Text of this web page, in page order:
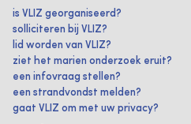
is VLIZ georganiseerd?
solliciteren bij VLIZ?
lid worden van VLIZ?
ziet het marien onderzoek eruit?
een infovraag stellen?
een strandvondst melden?
gaat VLIZ om met uw privacy?